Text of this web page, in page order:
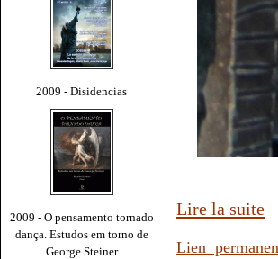
2009 - Disidencias
2009 - O pensamento tornado
dança. Estudos em torno de
George Steiner
Lire la suite
Lien